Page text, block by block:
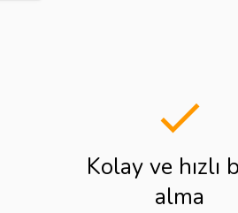
done
Kolay ve hızlı
alma